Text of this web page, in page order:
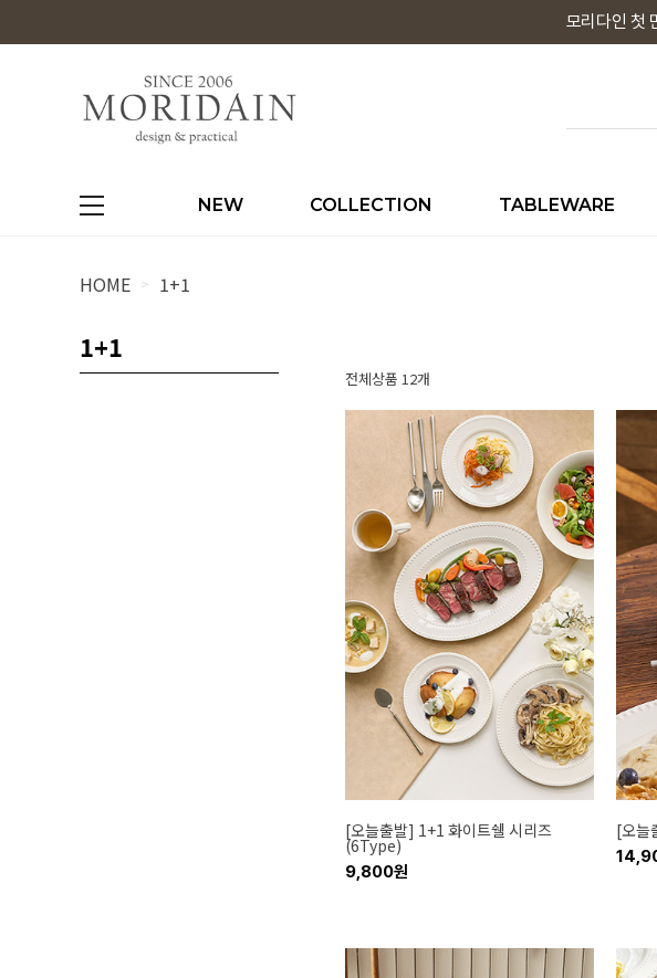
모리다인 첫
NEW COLLECTION TABLEWARE
HOME > 1+1
1+1
전체상품 12개
[오늘출발] 1+1 화이트쉘 시리즈
(6Type)
9,800원
[오늘